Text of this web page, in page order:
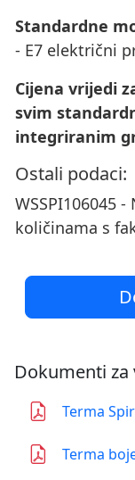
Standardne
- E7 električni
Cijena vrijedi
svim
integriranim
Ostali podaci:
WSSPI106045
količinama s
Dokumenti za
Terma
Terma